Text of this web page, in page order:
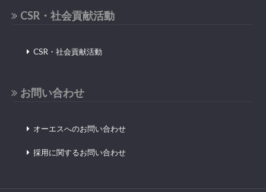
CSR・社会貢献活動
CSR・社会貢献活動
お問い合わせ
オーエスへのお問い合わせ
採用に関するお問い合わせ